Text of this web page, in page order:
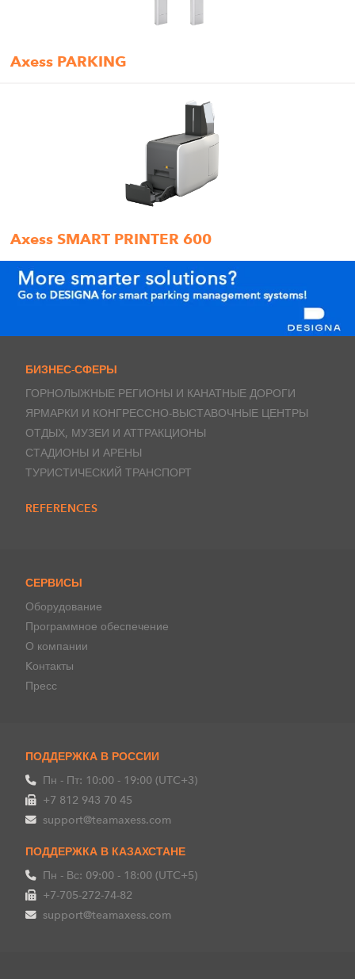
Axess PARKING
Axess SMART PRINTER 600
БИЗНЕС-СФЕРЫ
ГОРНОЛЫЖНЫЕ РЕГИОНЫ И КАНАТНЫЕ ДОРОГИ
ЯРМАРКИ И КОНГРЕССНО-ВЫСТАВОЧНЫЕ ЦЕНТРЫ
ОТДЫХ, МУЗЕИ И АТТРАКЦИОНЫ
СТАДИОНЫ И АРЕНЫ
ТУРИСТИЧЕСКИЙ ТРАНСПОРТ
REFERENCES
СЕРВИСЫ
Оборудование
Программное обеспечение
О компании
Kонтакты
Пресс
ПОДДЕРЖКА В РОССИИ
Пн - Пт: 10:00 - 19:00 (UTC+3)
+7 812 943 70 45
support@teamaxess.com
ПОДДЕРЖКА В КАЗАХСТАНЕ
Пн - Вс: 09:00 - 18:00 (UTC+5)
+7-705-272-74-82
support@teamaxess.com